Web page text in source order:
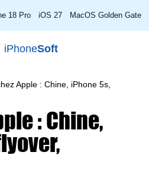
18 Pro iOS 27 MacOS Golden Gate
iPhoneSoft
Apple : Chine, iPhone 5s,
: Chine,